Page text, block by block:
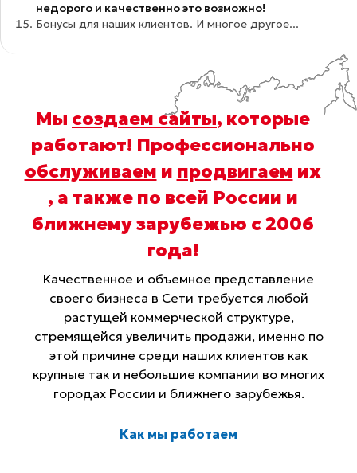
недорого и качественно это возможно!
Бонусы для наших клиентов. И многое другое...
Мы создаем сайты, которые
работают! Профессионально
обслуживаем и продвигаем их
, а также по всей России и
ближнему зарубежью с 2006
года!
Качественное и объемное представление
своего бизнеса в Сети требуется любой
растущей коммерческой структуре,
стремящейся увеличить продажи, именно по
этой причине среди наших клиентов как
крупные так и небольшие компании во многих
городах России и ближнего зарубежья.
Как мы работаем